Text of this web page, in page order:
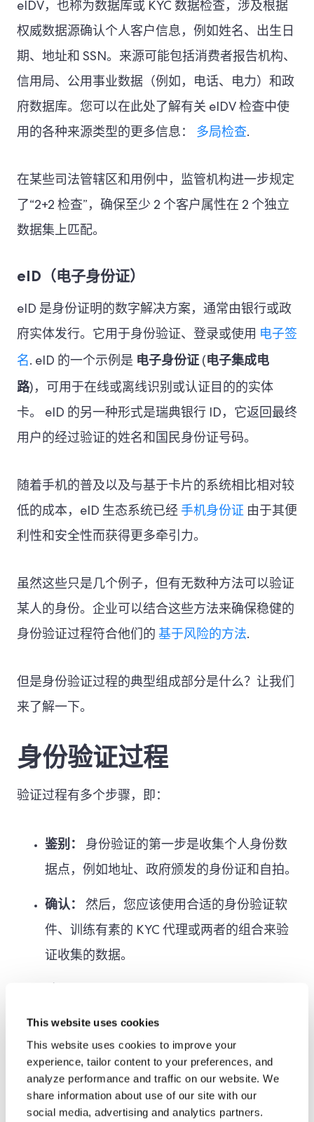
This website uses cookies
This website uses cookies to improve your
experience, tailor content to your preferences, and
analyze performance and traffic on our website. We
share information about use of our site with our
social media, advertising and analytics partners.
eIDV，也称为数据库或 KYC 数据检查，涉及根据
权威数据源确认个人客户信息，例如姓名、出生日
期、地址和 SSN。来源可能包括消费者报告机构、
信用局、公用事业数据（例如，电话、电力）和政
府数据库。您可以在此处了解有关 eIDV 检查中使
用的各种来源类型的更多信息： 多局检查.
在某些司法管辖区和用例中，监管机构进一步规定
了“2+2 检查”，确保至少 2 个客户属性在 2 个独立
数据集上匹配。
eID（电子身份证）
eID 是身份证明的数字解决方案，通常由银行或政
府实体发行。它用于身份验证、登录或使用 电子签
名. eID 的一个示例是 电子身份证 ( 电子集成电
路)，可用于在线或离线识别或认证目的的实体
卡。 eID 的另一种形式是瑞典银行 ID，它返回最终
用户的经过验证的姓名和国民身份证号码。
随着手机的普及以及与基于卡片的系统相比相对较
低的成本，eID 生态系统已经 手机身份证 由于其便
利性和安全性而获得更多牵引力。
虽然这些只是几个例子，但有无数种方法可以验证
某人的身份。企业可以结合这些方法来确保稳健的
身份验证过程符合他们的 基于风险的方法.
但是身份验证过程的典型组成部分是什么？让我们
来了解一下。
身份验证过程
验证过程有多个步骤，即：
鉴别：
身份验证的第一步是收集个人身份数
据点，例如地址、政府颁发的身份证和自拍。
确认：
然后，您应该使用合适的身份验证软
件、训练有素的 KYC 代理或两者的组合来验
证收集的数据。
份，例如生物特征验证或 KBA。
持续监控：即使您完成了初始身份验证，验
证过程也不会结束。在与客户的关系中，持续
监控一个人身份或状态的变化或危险信号至关